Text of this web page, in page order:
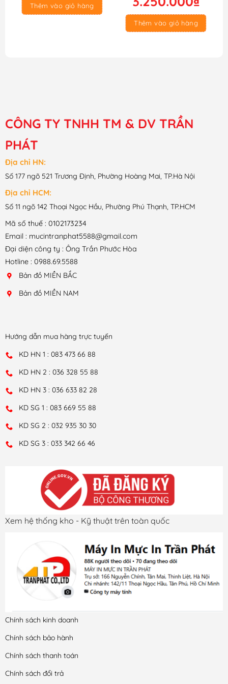
2.700.000₫.
Thêm vào giỏ hàng
4.000.000₫.
là:
3.250.000₫.
Thêm vào giỏ hàng
CÔNG TY TNHH TM & DV TRẦN
PHÁT
Địa chỉ HN:
Số 177 ngõ 521 Trương Định, Phường Hoàng Mai, TP.Hà Nội
Địa chỉ HCM:
Số 11 ngõ 142 Thoại Ngọc Hầu, Phường Phú Thạnh, TP.HCM
Mã số thuế : 0102173234
Email : mucintranphat5588@gmail.com
Đại diện công ty : Ông Trần Phước Hòa
Hotline : 0988.69.5588
Bản đồ MIỀN BẮC
Bản đồ MIỀN NAM
Hướng dẫn mua hàng trực tuyến
KD HN 1 : 083 473 66 88
KD HN 2 : 036 328 55 88
KD HN 3 : 036 633 82 28
KD SG 1 : 083 669 55 88
KD SG 2 : 032 935 30 30
KD SG 3 : 033 342 66 46
Xem hệ thống kho - Kỹ thuật trên toàn quốc
Chính sách kinh doanh
Chính sách bảo hành
Chính sách thanh toán
Chính sách đổi trả